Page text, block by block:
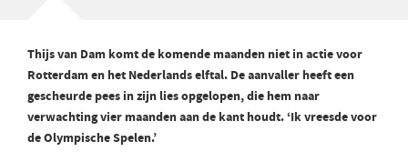
Thijs van Dam komt de komende maanden niet in actie voor
Rotterdam en het Nederlands elftal. De aanvaller heeft een
gescheurde pees in zijn lies opgelopen, die hem naar
verwachting vier maanden aan de kant houdt. ‘Ik vreesde voor
de Olympische Spelen.’